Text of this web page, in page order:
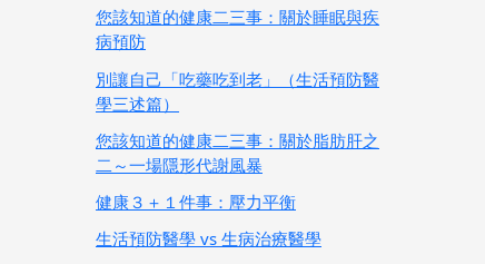
您該知道的健康二三事：關於睡眠與疾
病預防
別讓自己「吃藥吃到老」（生活預防醫
學三述篇）
您該知道的健康二三事：關於脂肪肝之
二～一場隱形代謝風暴
健康３＋１件事：壓力平衡
生活預防醫學 vs 生病治療醫學